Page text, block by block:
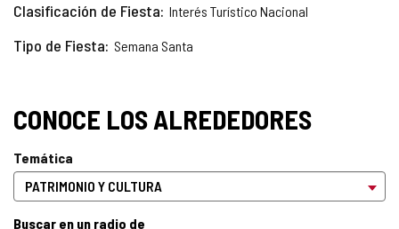
Clasificación de Fiesta Interés Turístico Nacional
Tipo de Fiesta Semana Santa
CONOCE LOS ALREDEDORES
Temática
Buscar en un radio de